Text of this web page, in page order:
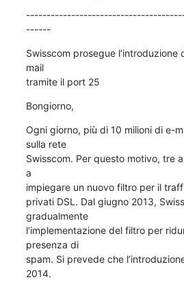
------
Swisscom prosegue
mail
tramite il port 25
Bongiorno,
Ogni giorno, più di 10 milioni di e-
sulla rete
Swisscom. Per questo motivo, tre
a
impiegare un nuovo filtro per il
privati DSL. Dal giugno 2013,
gradualmente
l’implementazione del filtro per
presenza di
spam. Si prevede che
2014.